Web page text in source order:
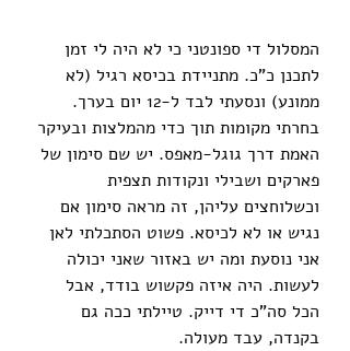
המסלול די ספונטני כי לא היה לי זמן
לתכנן כ"כ. מתניידת בכיסא רגיל (לא
ממונע) ונסעתי לבד ל-12 יום בערך.
בחרתי מקומות תוך כדי מהמלצות ובעיקר
האמת דרך גוגל-מאפס. יש שם סימון של
פארקים ושבילי ונקודות תצפית
וכשלוחצים עליהן, זה מראה סימון אם
נגיש או לא לכיסא. פשוט הסתכלתי לאן
אני נוסעת ומה יש באזור שאני יכולה
לעשות. היה איזה פקשוש בודד, אבל
הכל סה"כ די דייק. טיילתי ככה גם
בקנדה, עבד מעולה.